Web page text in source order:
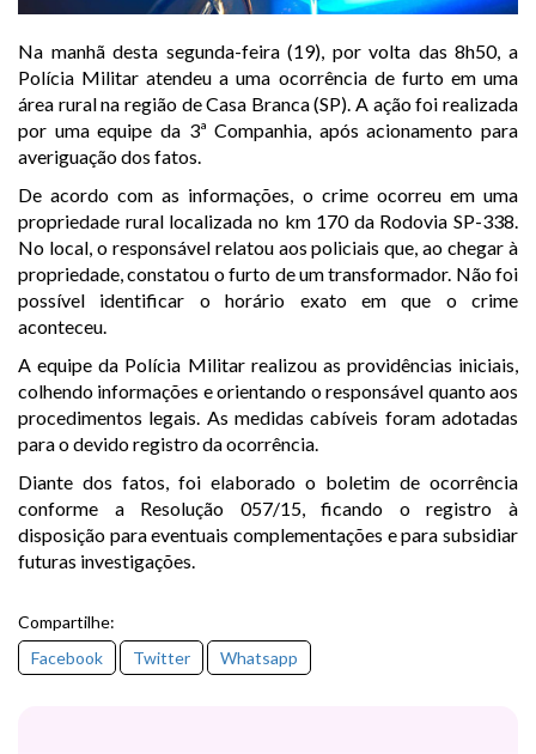
Na manhã desta segunda-feira (19), por volta das 8h50, a
Polícia Militar atendeu a uma ocorrência de furto em uma
área rural na região de Casa Branca (SP). A ação foi realizada
por uma equipe da 3ª Companhia, após acionamento para
averiguação dos fatos.
De acordo com as informações, o crime ocorreu em uma
propriedade rural localizada no km 170 da Rodovia SP-338.
No local, o responsável relatou aos policiais que, ao chegar à
propriedade, constatou o furto de um transformador. Não foi
possível identificar o horário exato em que o crime
aconteceu.
A equipe da Polícia Militar realizou as providências iniciais,
colhendo informações e orientando o responsável quanto aos
procedimentos legais. As medidas cabíveis foram adotadas
para o devido registro da ocorrência.
Diante dos fatos, foi elaborado o boletim de ocorrência
conforme a Resolução 057/15, ficando o registro à
disposição para eventuais complementações e para subsidiar
futuras investigações.
Compartilhe:
Facebook
Twitter Whatsapp